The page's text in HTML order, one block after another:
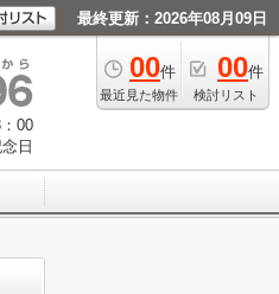
最終更新：2026年08月09日
00件
最近見た物件
00件
検討リスト
00
日